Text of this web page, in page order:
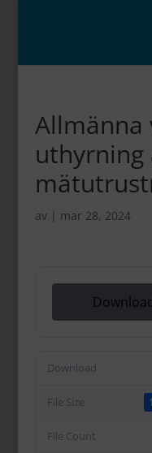
Allmänna
uthyrning
av | mar 28, 2024
Download
File Size
File Count